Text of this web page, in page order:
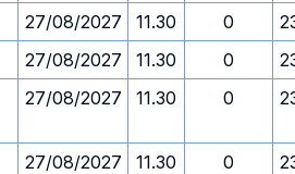
27/08/2027 11.30 0
27/08/2027 11.30 0
27/08/2027 11.30 0
27/08/2027 11.30 0